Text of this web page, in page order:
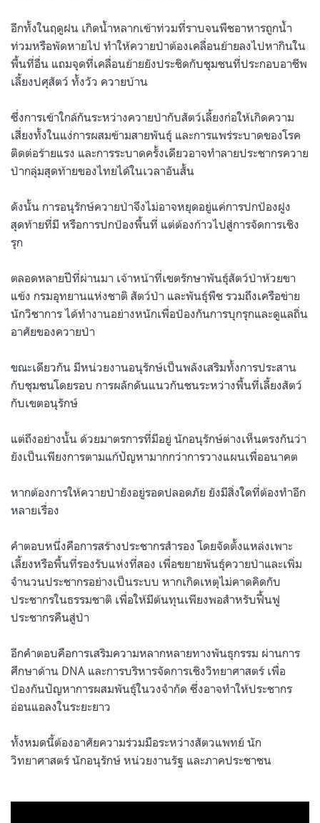
อีกทั้งในฤดูฝน เกิดน้ำหลากเข้าท่วมที่ราบจนพืชอาหารถูกน้ำ
ท่วมหรือพัดหายไป ทำให้ควายป่าต้องเคลื่อนย้ายลงไปหากินใน
พื้นที่อื่น แถมจุดที่เคลื่อนย้ายยังประชิดกับชุมชนที่ประกอบอาชีพ
เลี้ยงปศุสัตว์ ทั้งวัว ควายบ้าน
ซึ่งการเข้าใกล้กันระหว่างควายป่ากับสัตว์เลี้ยงก่อให้เกิดความ
เสี่ยงทั้งในแง่การผสมข้ามสายพันธุ์ และการแพร่ระบาดของโรค
ติดต่อร้ายแรง และการระบาดครั้งเดียวอาจทำลายประชากรควาย
ป่ากลุ่มสุดท้ายของไทยได้ในเวลาอันสั้น
ดังนั้น การอนุรักษ์ควายป่าจึงไม่อาจหยุดอยู่แค่การปกป้องฝูง
สุดท้ายที่มี หรือการปกป้องพื้นที่ แต่ต้องก้าวไปสู่การจัดการเชิง
รุก
ตลอดหลายปีที่ผ่านมา เจ้าหน้าที่เขตรักษาพันธุ์สัตว์ป่าห้วยขา
แข้ง กรมอุทยานแห่งชาติ สัตว์ป่า และพันธุ์พืช รวมถึงเครือข่าย
นักวิชาการ ได้ทำงานอย่างหนักเพื่อป้องกันการบุกรุกและดูแลถิ่น
อาศัยของควายป่า
ขณะเดียวกัน มีหน่วยงานอนุรักษ์เป็นพลังเสริมทั้งการประสาน
กับชุมชนโดยรอบ การผลักดันแนวกันชนระหว่างพื้นที่เลี้ยงสัตว์
กับเขตอนุรักษ์
แต่ถึงอย่างนั้น ด้วยมาตรการที่มีอยู่ นักอนุรักษ์ต่างเห็นตรงกันว่า
ยังเป็นเพียงการตามแก้ปัญหามากกว่าการวางแผนเพื่ออนาคต
หากต้องการให้ควายป่ายังอยู่รอดปลอดภัย ยังมีสิ่งใดที่ต้องทำอีก
หลายเรื่อง
คำตอบหนึ่งคือการสร้างประชากรสำรอง โดยจัดตั้งแหล่งเพาะ
เลี้ยงหรือพื้นที่รองรับแห่งที่สอง เพื่อขยายพันธุ์ควายป่าและเพิ่ม
จำนวนประชากรอย่างเป็นระบบ หากเกิดเหตุไม่คาดคิดกับ
ประชากรในธรรมชาติ เพื่อให้มีต้นทุนเพียงพอสำหรับฟื้นฟู
ประชากรคืนสู่ป่า
อีกคำตอบคือการเสริมความหลากหลายทางพันธุกรรม ผ่านการ
ศึกษาด้าน DNA และการบริหารจัดการเชิงวิทยาศาสตร์ เพื่อ
ป้องกันปัญหาการผสมพันธุ์ในวงจำกัด ซึ่งอาจทำให้ประชากร
อ่อนแอลงในระยะยาว
ทั้งหมดนี้ต้องอาศัยความร่วมมือระหว่างสัตวแพทย์ นัก
วิทยาศาสตร์ นักอนุรักษ์ หน่วยงานรัฐ และภาคประชาชน